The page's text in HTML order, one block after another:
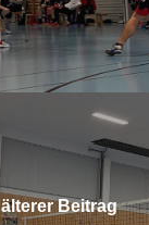
älterer Beitrag